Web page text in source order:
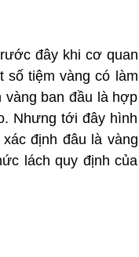
đây khi cơ quan
số tiệm vàng có làm
vàng ban đầu là hợp
Nhưng tới đây hình
định đâu là vàng
lách quy định của